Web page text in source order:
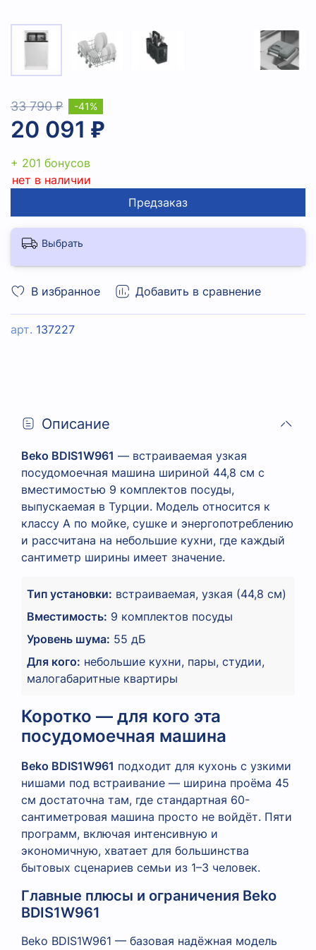
В избранное Добавить в сравнение
арт. 137227
33 790 ₽
20 091 ₽
-41%
+ 201 бонусов
нет в наличии
Предзаказ
Выбрать
Описание
Beko BDIS1W961 — встраиваемая узкая
посудомоечная машина шириной 44,8 см с
вместимостью 9 комплектов посуды,
выпускаемая в Турции. Модель относится к
классу А по мойке, сушке и энергопотреблению
и рассчитана на небольшие кухни, где каждый
сантиметр ширины имеет значение.
Тип установки: встраиваемая, узкая (44,8 см)
Вместимость: 9 комплектов посуды
Уровень шума: 55 дБ
Для кого: небольшие кухни, пары, студии,
малогабаритные квартиры
Коротко — для кого эта
посудомоечная машина
Beko BDIS1W961 подходит для кухонь с узкими
нишами под встраивание — ширина проёма 45
см достаточна там, где стандартная 60-
сантиметровая машина просто не войдёт. Пяти
программ, включая интенсивную и
экономичную, хватает для большинства
бытовых сценариев семьи из 1–3 человек.
Главные плюсы и ограничения Beko
BDIS1W961
Beko BDIS1W961 — базовая надёжная модель